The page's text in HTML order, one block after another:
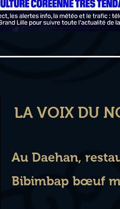
LA VOIX DU
Au Daehan,
Bibimbap bœuf